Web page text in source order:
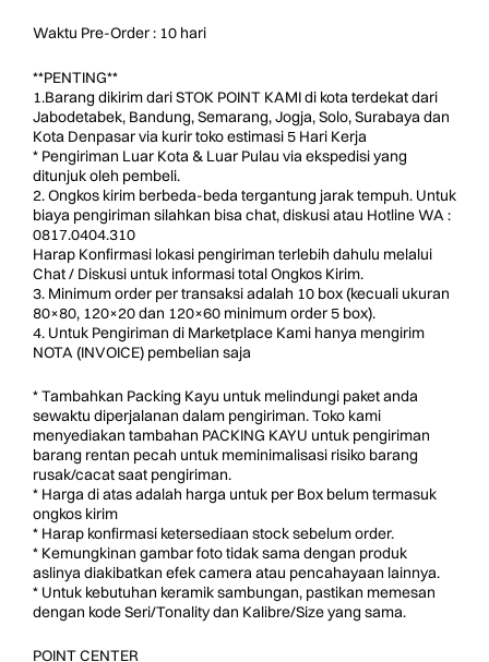
Waktu Pre-Order : 10 hari
**PENTING**
1.Barang dikirim dari STOK POINT KAMI di kota terdekat dari
Jabodetabek, Bandung, Semarang, Jogja, Solo, Surabaya dan
Kota Denpasar via kurir toko estimasi 5 Hari Kerja
* Pengiriman Luar Kota & Luar Pulau via ekspedisi yang
ditunjuk oleh pembeli.
2. Ongkos kirim berbeda-beda tergantung jarak tempuh. Untuk
biaya pengiriman silahkan bisa chat, diskusi atau Hotline WA :
0817.0404.310
Harap Konfirmasi lokasi pengiriman terlebih dahulu melalui
Chat / Diskusi untuk informasi total Ongkos Kirim.
3. Minimum order per transaksi adalah 10 box (kecuali ukuran
80×80, 120×20 dan 120×60 minimum order 5 box).
4. Untuk Pengiriman di Marketplace Kami hanya mengirim
NOTA (INVOICE) pembelian saja
* Tambahkan Packing Kayu untuk melindungi paket anda
sewaktu diperjalanan dalam pengiriman. Toko kami
menyediakan tambahan PACKING KAYU untuk pengiriman
barang rentan pecah untuk meminimalisasi risiko barang
rusak/cacat saat pengiriman.
* Harga di atas adalah harga untuk per Box belum termasuk
ongkos kirim
* Harap konfirmasi ketersediaan stock sebelum order.
* Kemungkinan gambar foto tidak sama dengan produk
aslinya diakibatkan efek camera atau pencahayaan lainnya.
* Untuk kebutuhan keramik sambungan, pastikan memesan
dengan kode Seri/Tonality dan Kalibre/Size yang sama.
POINT CENTER